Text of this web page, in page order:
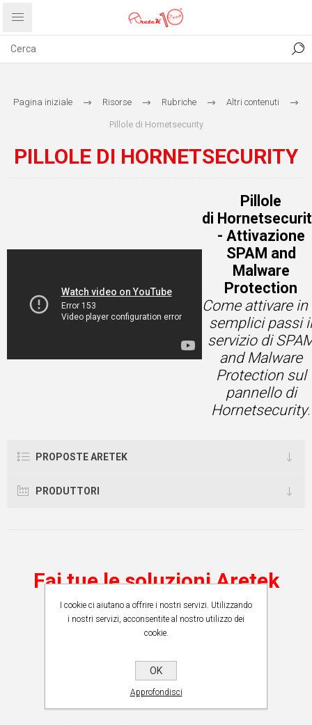
PRIVACY ABOUT US
Pagina iniziale Risorse Rubriche Altri contenuti
Pillole di Hornetsecurity
PILLOLE DI HORNETSECURITY
Pillole
di
- Attivazione
SPAM and
Malware
Protection
Come attivare in
semplici passi il
servizio di
and Malware
Protection sul
pannello di
Hornetsecurity.
PROPOSTE ARETEK
PRODUTTORI
Fai tue le soluzioni Aretek
I cookie ci aiutano a offrire i nostri servizi. Utilizzando
i nostri servizi, acconsentite al nostro utilizzo dei
cookie.
OK
Approfondisci